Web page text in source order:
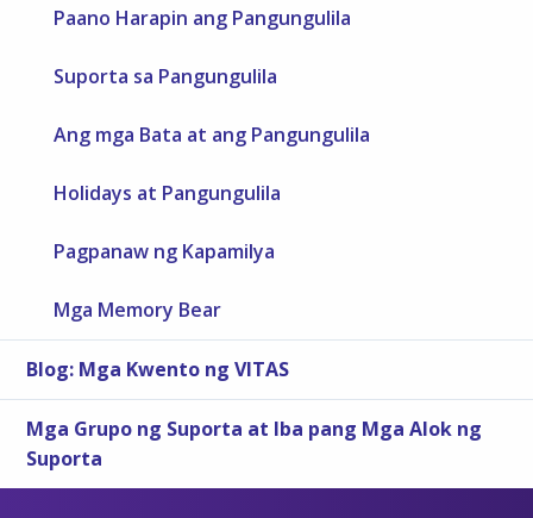
Paano Harapin ang Pangungulila
Suporta sa Pangungulila
Ang mga Bata at ang Pangungulila
Holidays at Pangungulila
Pagpanaw ng Kapamilya
Mga Memory Bear
Blog: Mga Kwento ng VITAS
Mga Grupo ng Suporta at Iba pang Mga Alok ng
Suporta